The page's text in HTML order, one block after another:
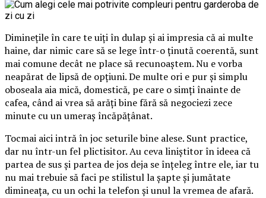
Diminețile în care te uiți în dulap și ai impresia că ai multe
haine, dar nimic care să se lege într-o ținută coerentă, sunt
mai comune decât ne place să recunoaștem. Nu e vorba
neapărat de lipsă de opțiuni. De multe ori e pur și simplu
oboseala aia mică, domestică, pe care o simți înainte de
cafea, când ai vrea să arăți bine fără să negociezi zece
minute cu un umeraș încăpățânat.
Tocmai aici intră în joc seturile bine alese. Sunt practice,
dar nu într-un fel plictisitor. Au ceva liniștitor în ideea că
partea de sus și partea de jos deja se înțeleg între ele, iar tu
nu mai trebuie să faci pe stilistul la șapte și jumătate
dimineața, cu un ochi la telefon și unul la vremea de afară.